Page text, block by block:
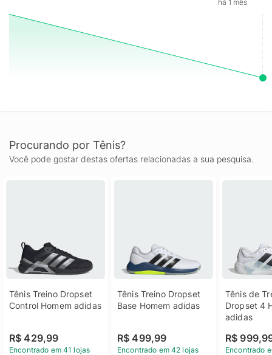
há 1 mês
Procurando por Tênis?
Você pode gostar destas ofertas relacionadas a sua pesquisa.
Tênis Treino Dropset
Control Homem adidas
R$ 429,99
Encontrado em 41 lojas
Tênis Treino Dropset
Base Homem adidas
R$ 499,99
Encontrado em 42 lojas
Tênis de
Dropset 4
adidas
R$
Encontrado